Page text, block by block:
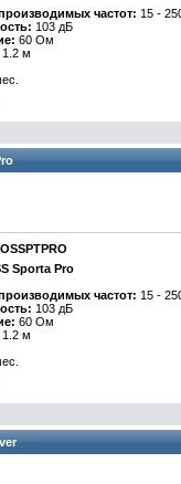
частот: 15 -
103 дБ
60 Ом
1.2 м
Sporta Pro
частот: 15 -
103 дБ
60 Ом
1.2 м